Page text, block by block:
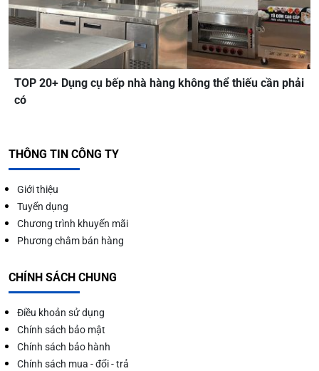
TOP 20+ Dụng cụ bếp nhà hàng không thể thiếu cần phải
có
THÔNG TIN CÔNG TY
Giới thiệu
Tuyển dụng
Chương trình khuyến mãi
Phương châm bán hàng
CHÍNH SÁCH CHUNG
Điều khoản sử dụng
Chính sách bảo mật
Chính sách bảo hành
Chính sách mua - đổi - trả